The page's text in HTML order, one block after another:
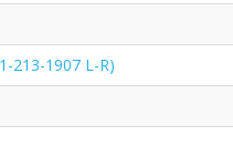
213-1907 L-R)